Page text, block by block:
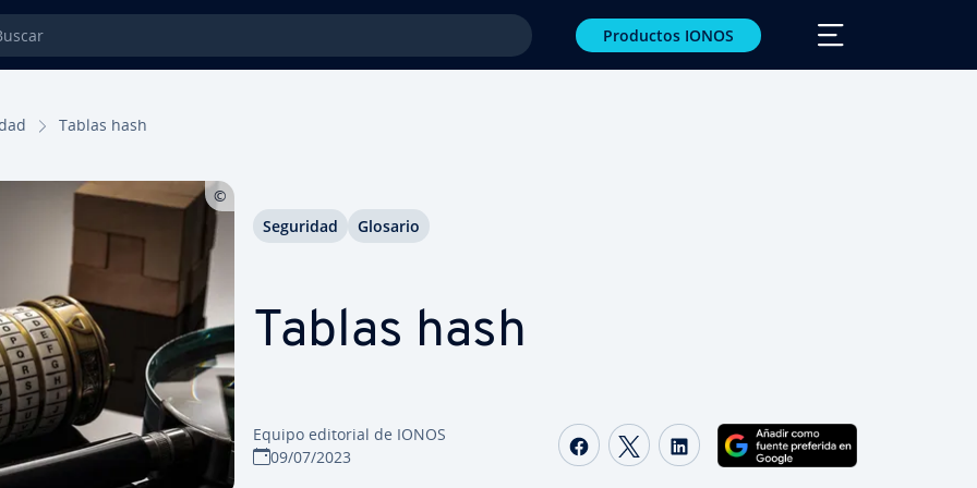
Productos IONOS
Tablas hash
Tablas hash
Equipo editorial de IONOS
09/07/2023
Compartir Facebook
Compartir Twitter
Compartir LinkedIn
Seguridad Glosario